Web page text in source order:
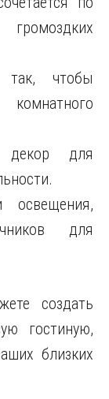
так, чтобы
декор для
для
создать
гостиную,
близких